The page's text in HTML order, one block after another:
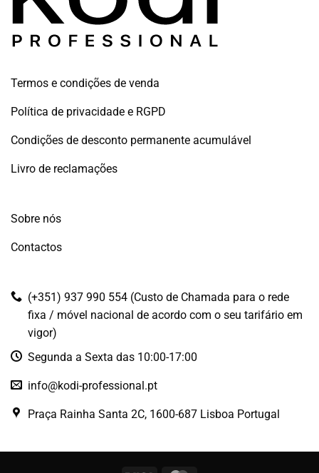
Termos e condições de venda
Política de privacidade e RGPD
Condições de desconto permanente acumulável
Livro de reclamações
Sobre nós
Contactos
(+351) 937 990 554 (Custo de Chamada para o rede
fixa / móvel nacional de acordo com o seu tarifário em
vigor)
Segunda a Sexta das 10:00-17:00
info@kodi-professional.pt
Praça Rainha Santa 2C, 1600-687 Lisboa Portugal